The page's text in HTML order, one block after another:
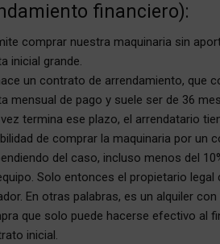
financiero):
comprar nuestra maquinaria sin
inicial grande.
un contrato de arrendamiento, que
mensual de pago y suele ser de 36
vez termina ese plazo, el arrendatario
de comprar la maquinaria por un
del caso, incluso menos del
Solo entonces el propietario legal
En otras palabras, es un alquiler
que solo puede hacerse efectivo al
inicial.